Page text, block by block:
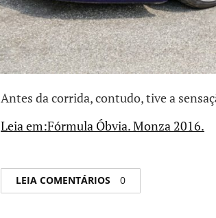
Antes da corrida, contudo, tive a
Leia em:Fórmula Óbvia. Monza 2016.
LEIA COMENTÁRIOS 0